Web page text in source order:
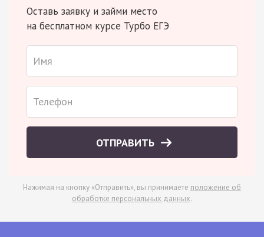
Оставь заявку и займи место
на бесплатном курсе Турбо ЕГЭ
ОТПРАВИТЬ
Нажимая на кнопку «Отправить», вы принимаете положение об
обработке персональных данных.